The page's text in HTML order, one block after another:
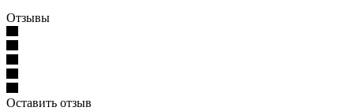
Отзывы
Оставить отзыв